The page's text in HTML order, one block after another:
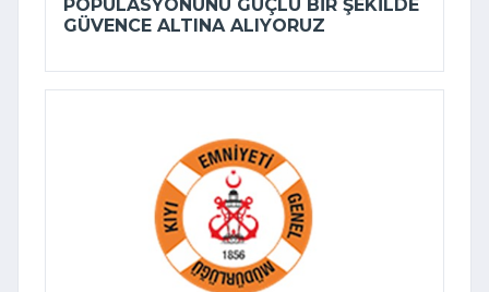
POPÜLASYONUNU GÜÇLÜ BIR ŞEKILDE
GÜVENCE ALTINA ALIYORUZ